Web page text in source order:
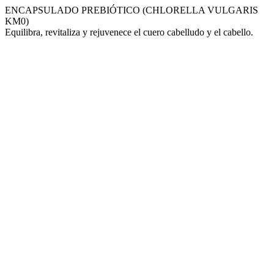
ENCAPSULADO PREBIÓTICO (CHLORELLA VULGARIS
KM0)
Equilibra, revitaliza y rejuvenece el cuero cabelludo y el cabello.